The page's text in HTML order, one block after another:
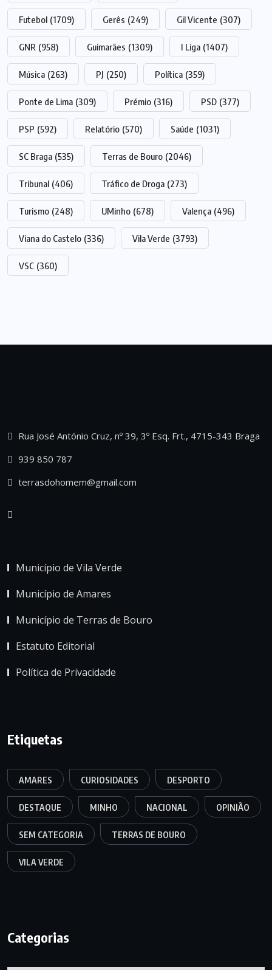
Futebol (1709) Gerês (249) Gil Vicente (307)
GNR (958) Guimarães (1309) I Liga (1407)
Música (263) PJ (250) Política (359)
Ponte de Lima (309) Prémio (316) PSD (377)
PSP (592) Relatório (570) Saúde (1031)
SC Braga (535) Terras de Bouro (2046)
Tribunal (406) Tráfico de Droga (273)
Turismo (248) UMinho (678) Valença (496)
Viana do Castelo (336) Vila Verde (3793)
VSC (360)
Rua José António Cruz, nº 39, 3º Esq. Frt., 4715-343 Braga
939 850 787
terrasdohomem@gmail.com
Município de Vila Verde
Município de Amares
Município de Terras de Bouro
Estatuto Editorial
Política de Privacidade
Etiquetas
AMARES CURIOSIDADES DESPORTO
DESTAQUE MINHO NACIONAL OPINIÃO
SEM CATEGORIA TERRAS DE BOURO
VILA VERDE
Categorias